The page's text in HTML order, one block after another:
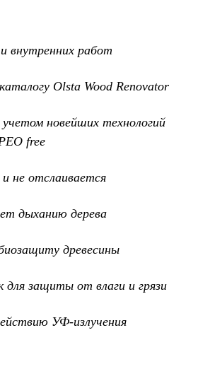
внутренних работ
Olsta Wood Renovator
новейших технологий
free
не отслаивается
дыханию дерева
древесины
защиты от влаги и грязи
УФ-излучения